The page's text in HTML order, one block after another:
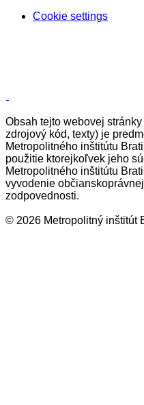
Cookie settings
Obsah tejto webovej
zdrojový kód, texty) je
Metropolitného inštitútu
použitie ktorejkoľvek jeho
Metropolitného inštitútu
vyvodenie
zodpovednosti.
© 2026 Metropolitný inštitút